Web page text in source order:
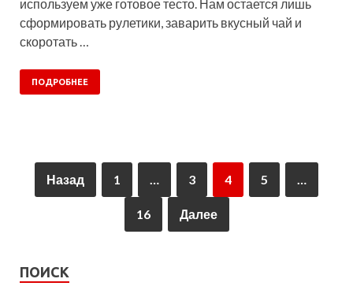
используем уже готовое тесто. Нам остается лишь
сформировать рулетики, заварить вкусный чай и
скоротать …
ПОДРОБНЕЕ
Назад 1 … 3 4 5 …
16 Далее
ПОИСК